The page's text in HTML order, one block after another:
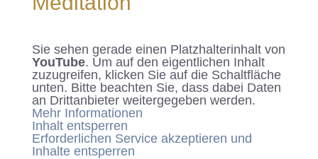
Sie sehen gerade einen Platzhalterinhalt von
YouTube. Um auf den eigentlichen Inhalt
zuzugreifen, klicken Sie auf die Schaltfläche
unten. Bitte beachten Sie, dass dabei Daten
an Drittanbieter weitergegeben werden.
Mehr Informationen
Inhalt entsperren
Erforderlichen Service akzeptieren und
Inhalte entsperren